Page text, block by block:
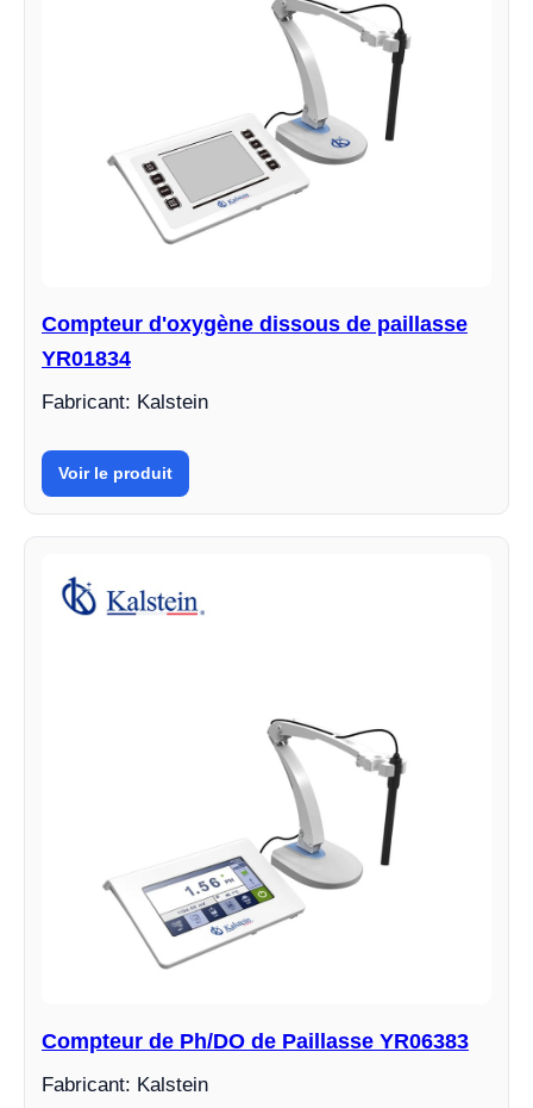
Compteur d'oxygène dissous de paillasse
YR01834
Fabricant: Kalstein
Voir le produit
Compteur de Ph/DO de Paillasse YR06383
Fabricant: Kalstein